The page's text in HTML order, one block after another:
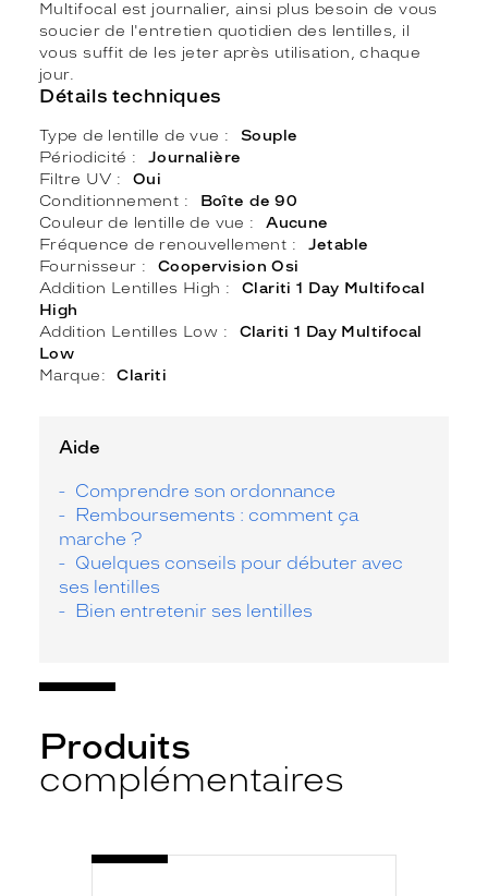
Multifocal est journalier, ainsi plus besoin de vous
soucier de l'entretien quotidien des lentilles, il
vous suffit de les jeter après utilisation, chaque
jour.
Détails techniques
Type de lentille de vue
Souple
Périodicité
Journalière
Filtre UV
Oui
Conditionnement
Boîte de 90
Couleur de lentille de vue
Aucune
Fréquence de renouvellement
Jetable
Fournisseur
Coopervision Osi
Addition Lentilles High
Clariti 1 Day Multifocal
High
Addition Lentilles Low
Clariti 1 Day Multifocal
Low
Marque
Clariti
Aide
Comprendre son ordonnance
Remboursements : comment ça
marche ?
Quelques conseils pour débuter avec
ses lentilles
Bien entretenir ses lentilles
Produits
complémentaires
-